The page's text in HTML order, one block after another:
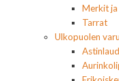
Merkit
Tarrat
Ulkopuolen